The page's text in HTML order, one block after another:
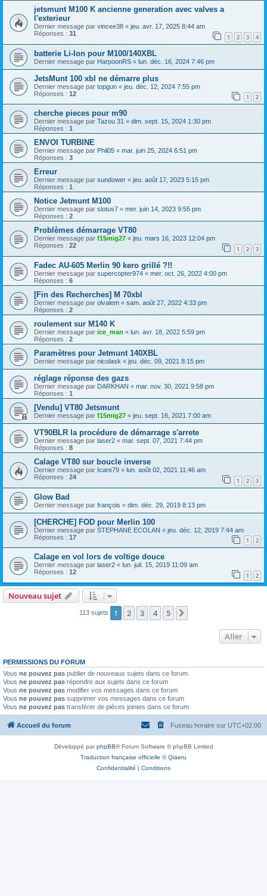
jetsmunt M100 K ancienne generation avec valves a
l'exterieur
Dernier message par vincee38 « jeu. avr. 17, 2025 8:44 am
Réponses : 31 1 2 3 4
batterie Li-Ion pour M100/140XBL
Dernier message par HarpoonRS « lun. déc. 16, 2024 7:46 pm
JetsMunt 100 xbl ne démarre plus
Dernier message par topgun « jeu. déc. 12, 2024 7:55 pm
Réponses : 12 1 2
cherche pieces pour m90
Dernier message par Tazou 31 « dim. sept. 15, 2024 1:30 pm
Réponses : 1
ENVOI TURBINE
Dernier message par Phil05 « mar. juin 25, 2024 6:51 pm
Réponses : 3
Erreur
Dernier message par sundower « jeu. août 17, 2023 5:15 pm
Réponses : 1
Notice Jetmunt M100
Dernier message par slotus7 « mer. juin 14, 2023 9:55 pm
Réponses : 2
Problèmes démarrage VT80
Dernier message par f15mig27 « jeu. mars 16, 2023 12:04 pm
Réponses : 22 1 2 3
Fadec AU-605 Merlin 90 kero grillé ?!!
Dernier message par supercopter974 « mer. oct. 26, 2022 4:00 pm
Réponses : 6
[Fin des Recherches] M 70xbl
Dernier message par olvalem « sam. août 27, 2022 4:33 pm
Réponses : 2
roulement sur M140 K
Dernier message par ice_man « lun. avr. 18, 2022 5:59 pm
Réponses : 2
Paramètres pour Jetmunt 140XBL
Dernier message par nicolask « jeu. déc. 09, 2021 8:15 pm
réglage réponse des gazs
Dernier message par DARKHAN « mar. nov. 30, 2021 9:58 pm
Réponses : 1
[Vendu] VT80 Jetsmunt
Dernier message par f15mig27 « jeu. sept. 16, 2021 7:00 am
VT90BLR la procédure de démarrage s'arrete
Dernier message par laser2 « mar. sept. 07, 2021 7:44 pm
Réponses : 8
Calage VT80 sur boucle inverse
Dernier message par Icare79 « lun. août 02, 2021 11:46 am
Réponses : 24 1 2 3
Glow Bad
Dernier message par françois « dim. déc. 29, 2019 8:13 pm
[CHERCHE] FOD pour Merlin 100
Dernier message par STEPHANE ECOLAN « jeu. déc. 12, 2019 7:44 am
Réponses : 17 1 2
Calage en vol lors de voltige douce
Dernier message par laser2 « lun. juil. 15, 2019 11:09 am
Réponses : 12 1 2
Nouveau sujet
113 sujets 1 2 3 4 5
Aller
PERMISSIONS DU FORUM
Vous ne pouvez pas publier de nouveaux sujets dans ce forum
Vous ne pouvez pas répondre aux sujets dans ce forum
Vous ne pouvez pas modifier vos messages dans ce forum
Vous ne pouvez pas supprimer vos messages dans ce forum
Vous ne pouvez pas transférer de pièces jointes dans ce forum
Accueil du forum Fuseau horaire sur UTC+02:00
Développé parphpBB® Forum Software © phpBB Limited
Traduction française officielle ©Qiaeru
Confidentialité | Conditions